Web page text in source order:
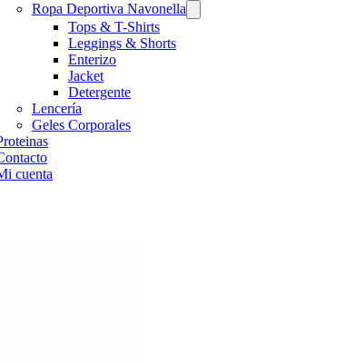
Ropa Deportiva Navonella
Tops & T-Shirts
Leggings & Shorts
Enterizo
Jacket
Detergente
Lencería
Geles Corporales
cuenta